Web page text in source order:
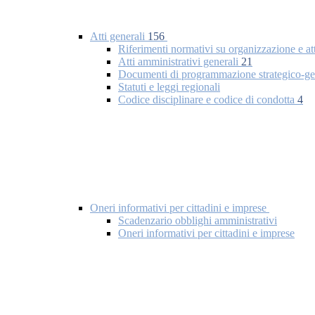
Atti generali 156
Riferimenti normativi su organizzazione e
Atti amministrativi generali 21
Documenti di programmazione strategico-
Statuti e leggi regionali
Codice disciplinare e codice di condotta 4
Oneri informativi per cittadini e imprese
Scadenzario obblighi amministrativi
Oneri informativi per cittadini e imprese